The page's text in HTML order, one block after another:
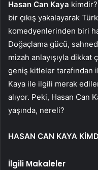
Hasan Can Kaya
bir çıkış yakalayarak
komedyenlerinden biri
Doğaçlama gücü,
mizah anlayışıyla
geniş kitleler tarafından
Kaya ile ilgili merak
alıyor. Peki, Hasan Can
yaşında, nereli?
HASAN CAN KAYA
İlgili Makaleler